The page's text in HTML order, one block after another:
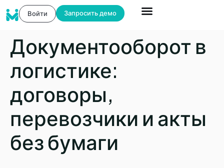
Войти Запросить демо
Документооборот в
логистике:
договоры,
перевозчики и акты
без бумаги